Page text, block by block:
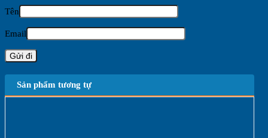
Tên
Email
Sản phẩm tương tự